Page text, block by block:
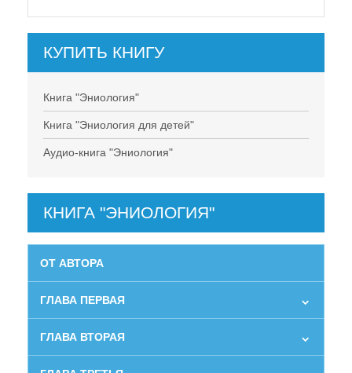
Отзывы о книге "Эниология"
КУПИТЬ КНИГУ
Книга "Эниология"
Книга "Эниология для детей"
Аудио-книга "Эниология"
КНИГА "ЭНИОЛОГИЯ"
ОТ АВТОРА
ГЛАВА ПЕРВАЯ
ГЛАВА ВТОРАЯ